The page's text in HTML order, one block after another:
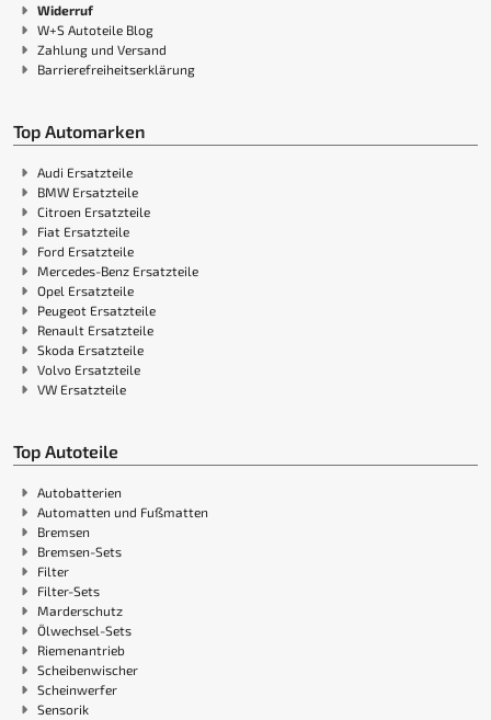
Widerruf
W+S Autoteile Blog
Zahlung und Versand
Barrierefreiheitserklärung
Top Automarken
Audi Ersatzteile
BMW Ersatzteile
Citroen Ersatzteile
Fiat Ersatzteile
Ford Ersatzteile
Mercedes-Benz Ersatzteile
Opel Ersatzteile
Peugeot Ersatzteile
Renault Ersatzteile
Skoda Ersatzteile
Volvo Ersatzteile
VW Ersatzteile
Top Autoteile
Autobatterien
Automatten und Fußmatten
Bremsen
Bremsen-Sets
Filter
Filter-Sets
Marderschutz
Ölwechsel-Sets
Riemenantrieb
Scheibenwischer
Scheinwerfer
Sensorik